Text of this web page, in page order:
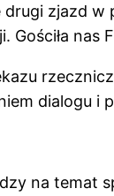
drugi zjazd
Gościła
dialogu i
na temat